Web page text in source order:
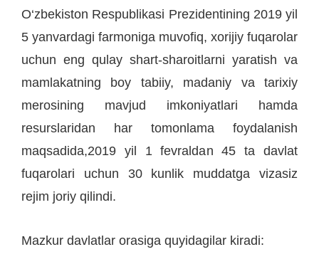
O‘zbekiston Respublikasi Prezidentining 2019 yil
5 yanvardagi farmoniga muvofiq, xorijiy fuqarolar
uchun eng qulay shart-sharoitlarni yaratish va
mamlakatning boy tabiiy, madaniy va tarixiy
merosining mavjud imkoniyatlari hamda
resurslaridan har tomonlama foydalanish
maqsadida,2019 yil 1 fevraldan 45 ta davlat
fuqarolari uchun 30 kunlik muddatga vizasiz
rejim joriy qilindi.
Mazkur davlatlar orasiga quyidagilar kiradi: